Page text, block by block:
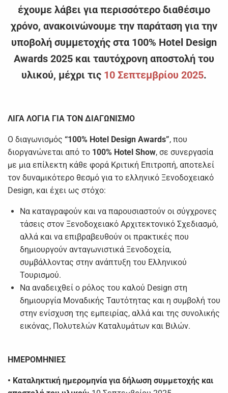
έχουμε λάβει για περισσότερο διαθέσιμο
χρόνο, ανακοινώνουμε την παράταση για την
υποβολή συμμετοχής στα 100% Hotel Design
Awards 2025 και ταυτόχρονη αποστολή του
υλικού, μέχρι τις 10 Σεπτεμβρίου 2025.
ΛΙΓΑ ΛΟΓΙΑ ΓΙΑ ΤΟΝ ΔΙΑΓΩΝΙΣΜΟ
Ο διαγωνισμός “100% Hotel Design Awards”, που
διοργανώνεται από το 100% Hotel Show, σε συνεργασία
με μια επίλεκτη κάθε φορά Κριτική Επιτροπή, αποτελεί
τον δυναμικότερο θεσμό για το ελληνικό Ξενοδοχειακό
Design, και έχει ως στόχο:
Να καταγραφούν και να παρουσιαστούν οι σύγχρονες
τάσεις στον Ξενοδοχειακό Αρχιτεκτονικό Σχεδιασμό,
αλλά και να επιβραβευθούν οι πρακτικές που
δημιουργούν ανταγωνιστικά Ξενοδοχεία,
συμβάλλοντας στην ανάπτυξη του Ελληνικού
Τουρισμού.
Να αναδειχθεί ο ρόλος του καλού Design στη
δημιουργία Μοναδικής Ταυτότητας και η συμβολή του
στην ενίσχυση της εμπειρίας, αλλά και της συνολικής
εικόνας, Πολυτελών Καταλυμάτων και Βιλών.
ΗΜΕΡΟΜΗΝΙΕΣ
• Καταληκτική ημερομηνία για δήλωση συμμετοχής και